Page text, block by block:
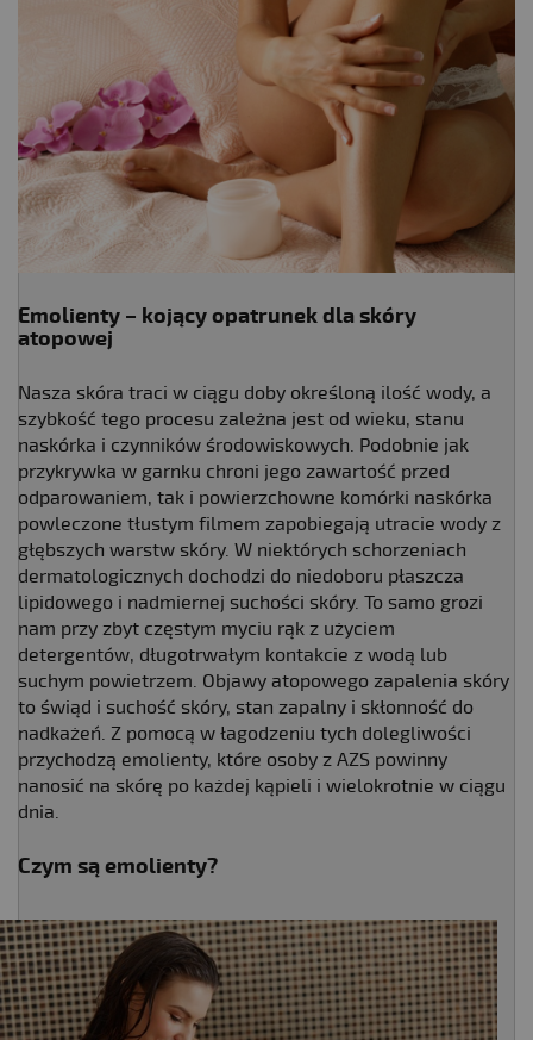
Emolienty – kojący opatrunek dla skóry
atopowej
Nasza skóra traci w ciągu doby określoną ilość wody, a
szybkość tego procesu zależna jest od wieku, stanu
naskórka i czynników środowiskowych. Podobnie jak
przykrywka w garnku chroni jego zawartość przed
odparowaniem, tak i powierzchowne komórki naskórka
powleczone tłustym filmem zapobiegają utracie wody z
głębszych warstw skóry. W niektórych schorzeniach
dermatologicznych dochodzi do niedoboru płaszcza
lipidowego i nadmiernej suchości skóry. To samo grozi
nam przy zbyt częstym myciu rąk z użyciem
detergentów, długotrwałym kontakcie z wodą lub
suchym powietrzem. Objawy atopowego zapalenia skóry
to świąd i suchość skóry, stan zapalny i skłonność do
nadkażeń. Z pomocą w łagodzeniu tych dolegliwości
przychodzą emolienty, które osoby z AZS powinny
nanosić na skórę po każdej kąpieli i wielokrotnie w ciągu
dnia.
Czym są emolienty?​